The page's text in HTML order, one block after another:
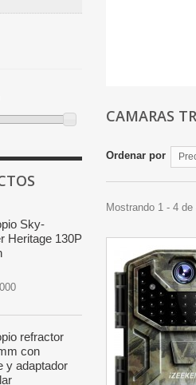
Sky-
Heritage 130P
refractor
con
y adaptador
CAMARAS
Ordenar por
Mostrando 1 - 4